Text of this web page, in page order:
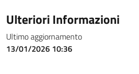
Ulteriori Informazioni
Ultimo aggiornamento
13/01/2026 10:36